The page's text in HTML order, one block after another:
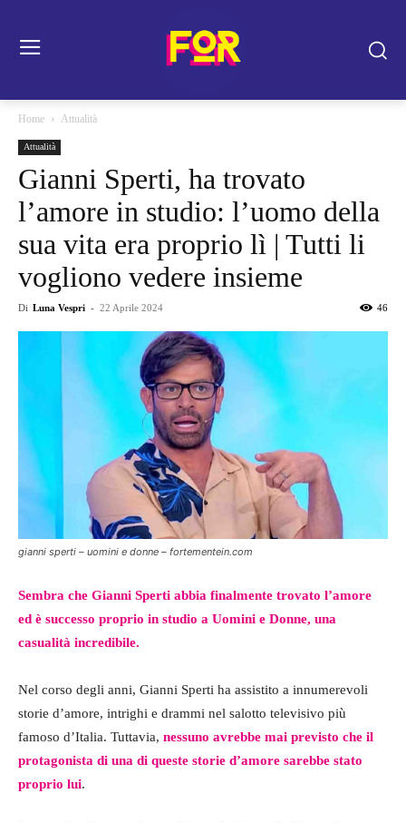
Home Attualità
Attualità
Gianni Sperti, ha trovato
l’amore in studio: l’uomo della
sua vita era proprio lì | Tutti li
vogliono vedere insieme
Di Luna Vespri - 22 Aprile 2024 46
gianni sperti – uomini e donne – fortementein.com
Sembra che Gianni Sperti abbia finalmente trovato l’amore
ed è successo proprio in studio a Uomini e Donne, una
casualità incredibile.
Nel corso degli anni, Gianni Sperti ha assistito a innumerevoli
storie d’amore, intrighi e drammi nel salotto televisivo più
famoso d’Italia. Tuttavia, nessuno avrebbe mai previsto che il
protagonista di una di queste storie d’amore sarebbe stato
proprio lui.